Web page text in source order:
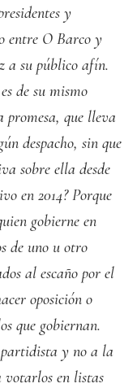
y
entre O Barco y
a su público afín.
de su mismo
que lleva
despacho, sin que
sobre ella desde
en 2014? Porque
gobierne en
de uno u otro
al escaño por el
oposición o
que gobiernan.
partidista y no a la
votarlos en listas